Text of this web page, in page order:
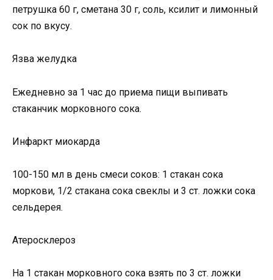
петрушка 60 г, сметана 30 г, соль, ксилит и лимонный
сок по вкусу.
Язва желудка
Ежедневно за 1 час до приема пищи выпивать
стаканчик морковного сока.
Инфаркт миокарда
100-150 мл в день смеси соков: 1 стакан сока
моркови, 1/2 стакана сока свеклы и 3 ст. ложки сока
сельдерея.
Атеросклероз
На 1 стакан морковного сока взять по 3 ст. ложки